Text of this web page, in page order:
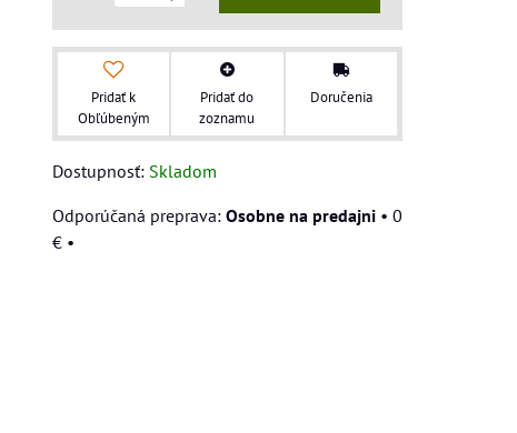
Pridať k
Obľúbeným
Pridať do
zoznamu
Doručenia
Dostupnosť: Skladom
Osobne na predajni • 0
€ •